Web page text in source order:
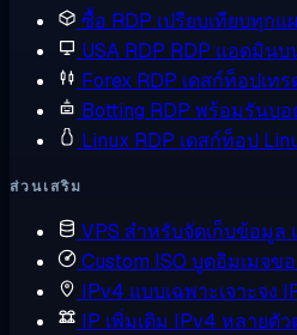
ซื้อ RDP เปรียบเทียบทุกแ
USA RDP RDP แอดมินบ
Forex RDP เดสก์ท็อปเท
Botting RDP พร้อมรันบอ
Linux RDP เดสก์ท็อป
ส่วนเสริม
VPS สำหรับจัดเก็บข้อมูล
Custom ISO บูตอิมเมจข
IPv4 แบบเฉพาะเจาะจง
IP เพิ่มเติม IPv4 หลายตัว